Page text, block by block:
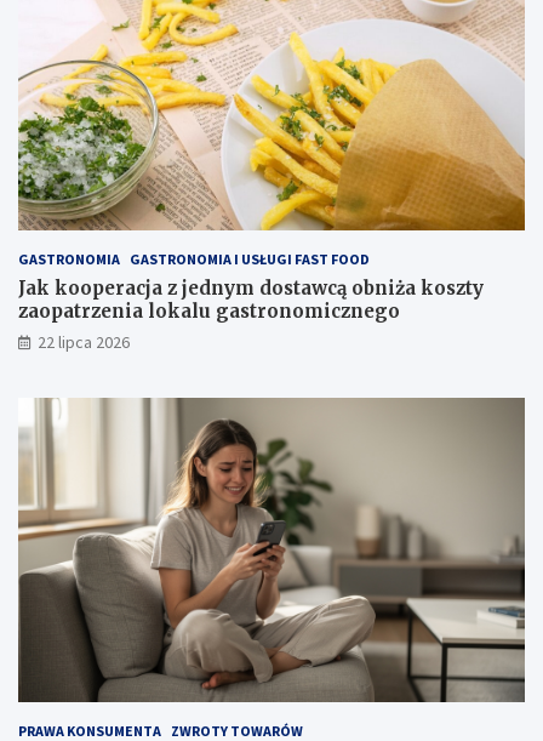
GASTRONOMIA GASTRONOMIA I USŁUGI FAST FOOD
Jak kooperacja z jednym dostawcą obniża koszty
zaopatrzenia lokalu gastronomicznego
22 lipca 2026
PRAWA KONSUMENTA ZWROTY TOWARÓW